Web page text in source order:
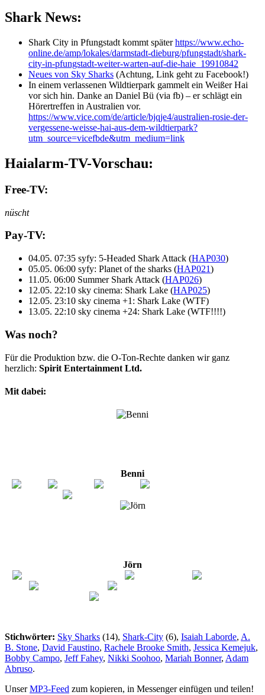
Shark News:
Shark City in Pfungstadt kommt späterhttps://www.echo-
online.de/amp/lokales/darmstadt-dieburg/pfungstadt/shark-
city-in-pfungstadt-weiter-warten-auf-die-haie_19910842
Neues von Sky Sharks (Achtung, Link geht zu Facebook!)
In einem verlassenen Wildtierpark gammelt ein Weißer Hai
vor sich hin. Danke an Daniel Bü (via fb) – er schlägt ein
Hörertreffen in Australien vor.
https://www.vice.com/de/article/bjqje4/australien-rosie-der-
vergessene-weisse-hai-aus-dem-wildtierpark?
utm_source=vicefbde&utm_medium=link
Haialarm-TV-Vorschau:
Free-TV:
nüscht
Pay-TV:
04.05. 07:35 syfy: 5-Headed Shark Attack (HAP030)
05.05. 06:00 syfy: Planet of the sharks (HAP021)
11.05. 06:00 Summer Shark Attack (HAP026)
12.05. 22:10 sky cinema: Shark Lake (HAP025)
12.05. 23:10 sky cinema +1: Shark Lake (WTF)
13.05. 22:10 sky cinema +24: Shark Lake (WTF!!!!)
Was noch?
Für die Produktion bzw. die O-Ton-Rechte danken wir ganz
herzlich: Spirit Entertainment Ltd.
Mit dabei:
Benni
Jörn
Stichwörter: Sky Sharks (14), Shark-City (6), Isaiah Laborde, A.
B. Stone, David Faustino, Rachele Brooke Smith, Jessica Kemejuk,
Bobby Campo, Jeff Fahey, Nikki Soohoo, Mariah Bonner, Adam
Abruso.
UnserMP3-Feed zum kopieren, in Messenger einfügen und teilen!